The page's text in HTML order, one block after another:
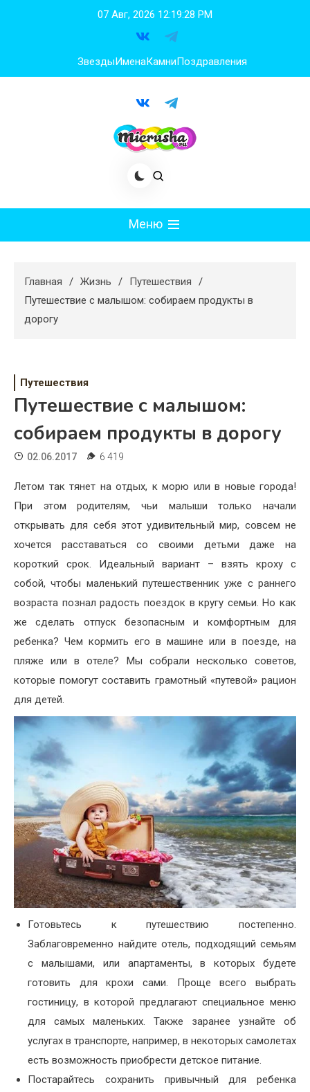
07 Авг, 2026 12:19:29 PM
ЗвездыИменаКамниПоздравления
Меню
Худеем
Психология
Дом
Жизнь
Хобби
Красота
Недвижимость
Главная Жизнь
Путешествия
Путешествие с малышом: собираем продукты в
дорогу
Путешествия
Путешествие с малышом:
собираем продукты в дорогу
02.06.2017 6 419
Летом так тянет на отдых, к морю или в новые города!
При этом родителям, чьи малыши только начали
открывать для себя этот удивительный мир, совсем не
хочется расставаться со своими детьми даже на
короткий срок. Идеальный вариант – взять кроху с
собой, чтобы маленький путешественник уже с раннего
возраста познал радость поездок в кругу семьи. Но как
же сделать отпуск безопасным и комфортным для
ребенка? Чем кормить его в машине или в поезде, на
пляже или в отеле? Мы собрали несколько советов,
которые помогут составить грамотный «путевой» рацион
для детей.
Готовьтесь к путешествию постепенно.
Заблаговременно найдите отель, подходящий семьям
с малышами, или апартаменты, в которых будете
готовить для крохи сами. Проще всего выбрать
гостиницу, в которой предлагают специальное меню
для самых маленьких. Также заранее узнайте об
услугах в транспорте, например, в некоторых самолетах
есть возможность приобрести детское питание.
Постарайтесь сохранить привычный для ребенка